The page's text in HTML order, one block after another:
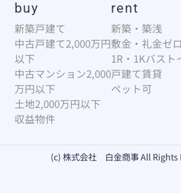
buy
新築戸建て
中古戸建て2,000万円
以下
中古マンション2,000
万円以下
土地2,000万円以下
収益物件
rent
新築・築浅
敷金・礼金ゼロ
1R・1Kバスト
戸建て賃貸
ペット可
(c) 株式会社 白金商事 All Rights